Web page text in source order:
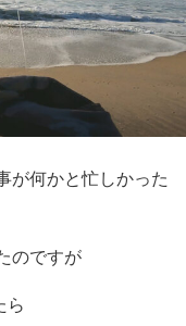
が何かと忙しかった
のですが
ら